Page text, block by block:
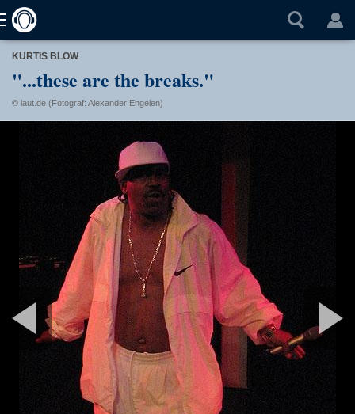
KURTIS BLOW
"...these are the breaks."
© laut.de (Fotograf: Alexander Engelen)